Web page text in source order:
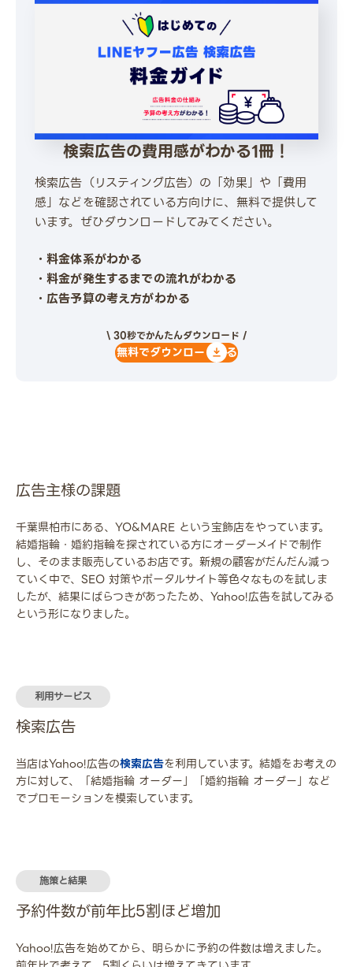
検索広告の費用感がわかる1冊！
検索広告（リスティング広告）の「効果」や「費用
感」などを確認されている方向けに、無料で提供して
います。ぜひダウンロードしてみてください。
・料金体系がわかる
・料金が発生するまでの流れがわかる
・広告予算の考え方がわかる
\ 30秒でかんたんダウンロード /
無料でダウンロードする
広告主様の課題
千葉県柏市にある、YO&MARE という宝飾店をやっています。
結婚指輪・婚約指輪を探されている方にオーダーメイドで制作
し、そのまま販売しているお店です。新規の顧客がだんだん減っ
ていく中で、SEO 対策やポータルサイト等色々なものを試しま
したが、結果にばらつきがあったため、Yahoo!広告を試してみる
という形になりました。
利用サービス
検索広告
当店はYahoo!広告の検索広告を利用しています。結婚をお考えの
方に対して、「結婚指輪 オーダー」「婚約指輪 オーダー」など
でプロモーションを模索しています。
施策と結果
予約件数が前年比5割ほど増加
Yahoo!広告を始めてから、明らかに予約の件数は増えました。